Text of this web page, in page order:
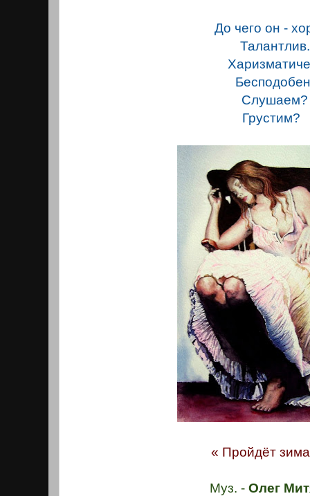
До чего он -
Талантлив.
Слушаем?
Грустим?
« Пройдёт
Муз. -Олег